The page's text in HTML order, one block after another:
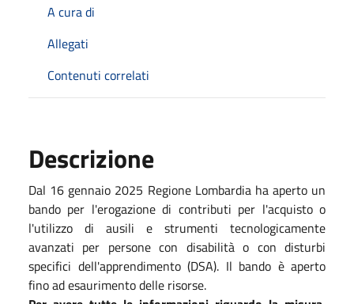
A cura di
Allegati
Contenuti correlati
Descrizione
Dal 16 gennaio 2025 Regione Lombardia ha aperto un
bando per l'erogazione di contributi per l'acquisto o
l'utilizzo di ausili e strumenti tecnologicamente
avanzati per persone con disabilità o con disturbi
specifici dell'apprendimento (DSA). Il bando è aperto
fino ad esaurimento delle risorse.